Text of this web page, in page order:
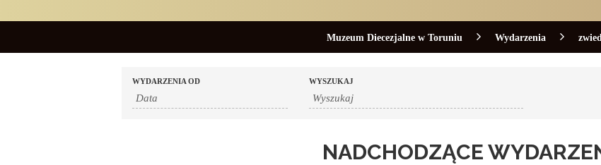
Muzeum Diecezjalne w Toruniu Wydarzenia
WYDARZENIA OD WYSZUKAJ
NADCHODZĄCE